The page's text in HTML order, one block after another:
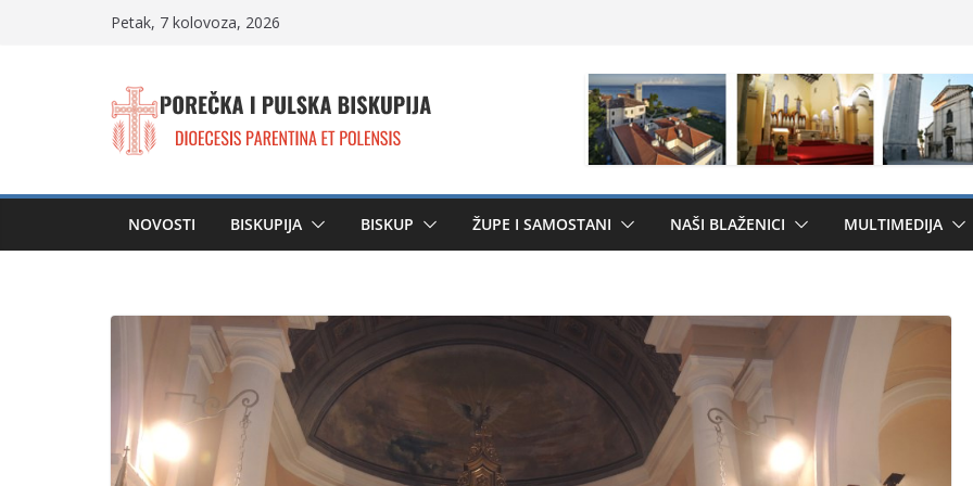
Petak, 7 kolovoza, 2026
NOVOSTI BISKUPIJA BISKUP ŽUPE I SAMOSTANI NAŠI BLAŽENICI MULTIMEDIJA